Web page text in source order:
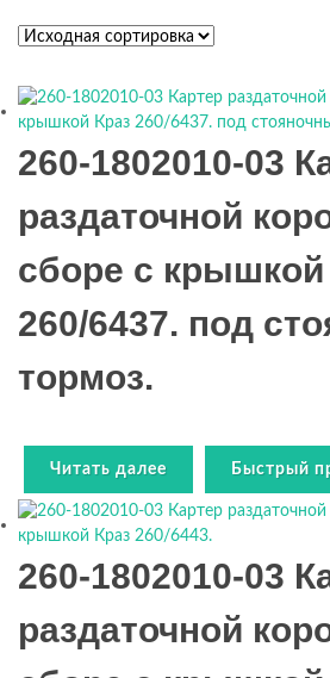
260-1802010-03
раздаточной
сборе с крышкой
260/6437. под
тормоз.
Читать далее Быстрый
260-1802010-03
раздаточной